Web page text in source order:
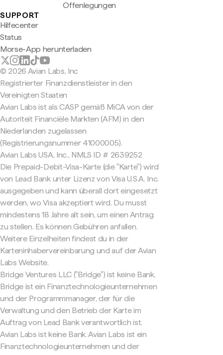
Offenlegungen
SUPPORT
Hilfecenter
Status
Morse-App herunterladen
© 2026 Avian Labs, Inc
Registrierter Finanzdienstleister in den
Vereinigten Staaten
Avian Labs ist als CASP gemäß MiCA von der
Autoriteit Financiële Markten (AFM) in den
Niederlanden zugelassen
(Registrierungsnummer 41000005).
Avian Labs USA, Inc., NMLS ID # 2639252
Die Prepaid-Debit-Visa-Karte (die "Karte") wird
von Lead Bank unter Lizenz von Visa U.S.A. Inc.
ausgegeben und kann überall dort eingesetzt
werden, wo Visa akzeptiert wird. Du musst
mindestens 18 Jahre alt sein, um einen Antrag
zu stellen. Es können Gebühren anfallen.
Weitere Einzelheiten findest du in der
Karteninhabervereinbarung und auf der Avian
Labs Website.
Bridge Ventures LLC ("Bridge") ist keine Bank.
Bridge ist ein Finanztechnologieunternehmen
und der Programmmanager, der für die
Verwaltung und den Betrieb der Karte im
Auftrag von Lead Bank verantwortlich ist.
Avian Labs ist keine Bank. Avian Labs ist ein
Finanztechnologieunternehmen und der